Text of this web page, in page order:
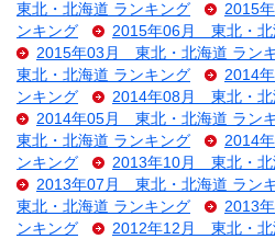
東北・北海道 ランキング
2015
ンキング
2015年06月 東北・北
2015年03月 東北・北海道 ラン
東北・北海道 ランキング
2014
ンキング
2014年08月 東北・北
2014年05月 東北・北海道 ラン
東北・北海道 ランキング
2014
ンキング
2013年10月 東北・北
2013年07月 東北・北海道 ラン
東北・北海道 ランキング
2013
ンキング
2012年12月 東北・北